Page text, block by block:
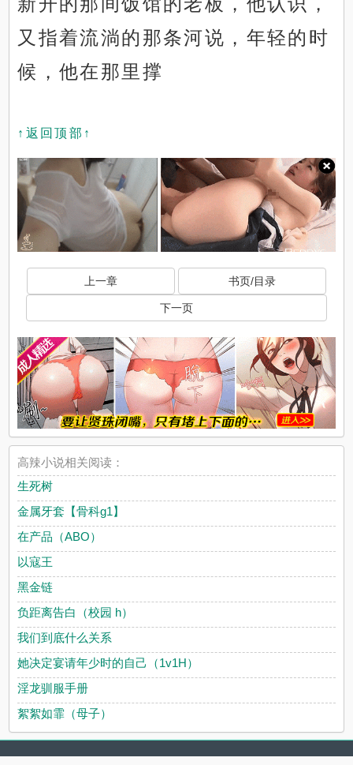
又指着流淌的那条河说，年轻的时
候，他在那里撑
↑返回顶部↑
上一章 书页/目录
下一页
高辣小说相关阅读：
生死树
金属牙套【骨科g1】
在产品（ABO）
以寇王
黑金链
负距离告白（校园 h）
我们到底什么关系
她决定宴请年少时的自己（1v1H）
淫龙驯服手册
絮絮如霏（母子）